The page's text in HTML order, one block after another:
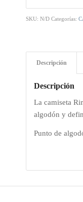
SKU:N/D Categorías:
Descripción
Descripción
La camiseta
algodón y
Punto de